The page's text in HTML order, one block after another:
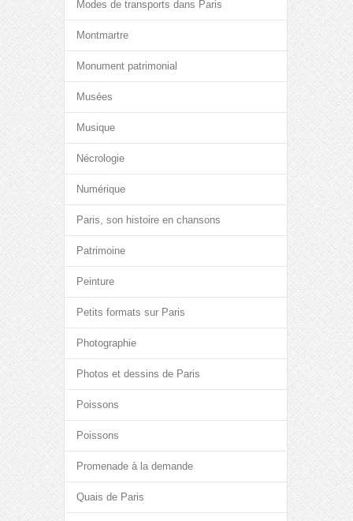
Modes de transports dans Paris
Montmartre
Monument patrimonial
Musées
Musique
Nécrologie
Numérique
Paris, son histoire en chansons
Patrimoine
Peinture
Petits formats sur Paris
Photographie
Photos et dessins de Paris
Poissons
Poissons
Promenade à la demande
Quais de Paris